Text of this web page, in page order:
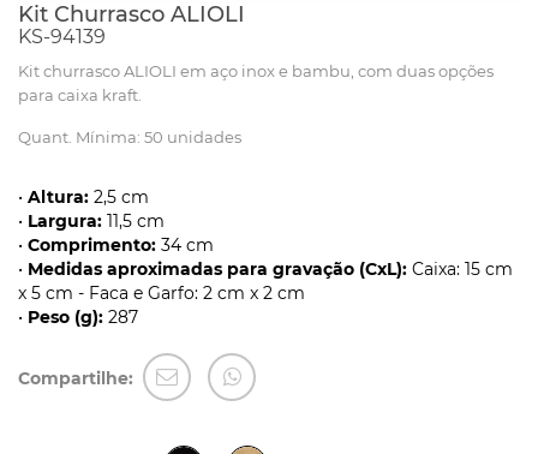
Kit Churrasco ALIOLI
KS-94139
Kit churrasco ALIOLI em aço inox e bambu, com duas opções
para caixa kraft.
Quant. Mínima: 50 unidades
• Altura: 2,5 cm
• Largura: 11,5 cm
• Comprimento: 34 cm
• Medidas aproximadas para gravação (CxL): Caixa: 15 cm
x 5 cm - Faca e Garfo: 2 cm x 2 cm
• Peso (g): 287
Compartilhe: